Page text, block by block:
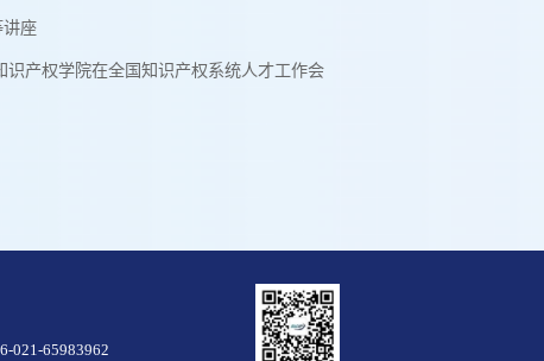
讲座
产权学院在全国知识产权系统人才工作会
021-65983962